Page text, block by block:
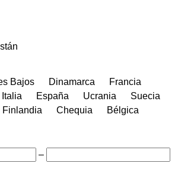
Bajos Dinamarca
Francia
Italia España Ucrania
Suecia
Finlandia Chequia
Bélgica
–